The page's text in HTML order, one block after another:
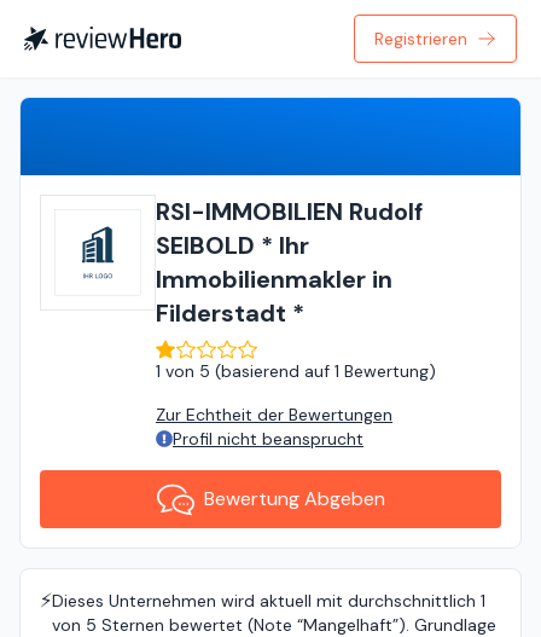
Registrieren
RSI-IMMOBILIEN Rudolf
SEIBOLD * Ihr
Immobilienmakler in
Filderstadt *
1 von 5 (basierend auf 1 Bewertung)
Zur Echtheit der Bewertungen
Profil nicht beansprucht
Bewertung Abgeben
⚡️Dieses Unternehmen wird aktuell mit durchschnittlich 1
von 5 Sternen bewertet (Note “Mangelhaft”). Grundlage